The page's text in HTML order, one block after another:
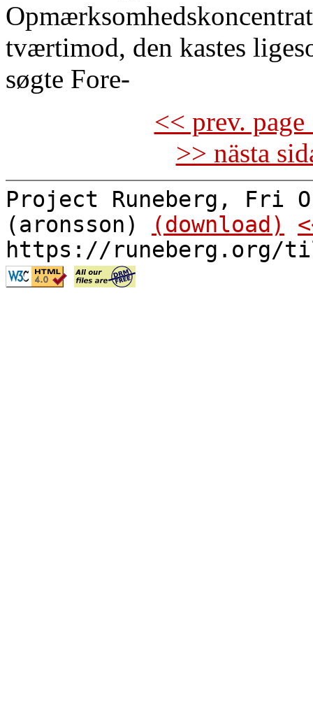
tværtimod, den kastes
søgte Fore-
<< prev.
>> nästa
Project Runeberg, Fri
(aronsson)
(download)
https://runeberg.org/